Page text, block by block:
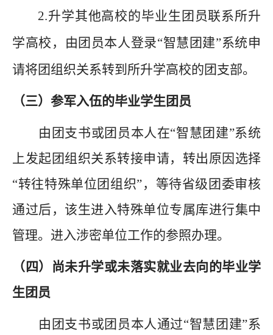
2.升学其他高校的毕业生团员联系所升
学高校，由团员本人登录“智慧团建”系统申
请将团组织关系转到所升学高校的团支部。
（三）参军入伍的毕业学生团员
由团支书或团员本人在“智慧团建”系统
上发起团组织关系转接申请， 转出原因选择
“转往特殊单位团组织”，等待省级团委审核
通过后，该生进入特殊单位专属库进行集中
管理。进入涉密单位工作的参照办理。
（ 四 ）
尚未升学或未落实就业去向的毕业学
生团员
由团支书或团员本人通过“智慧团建”系